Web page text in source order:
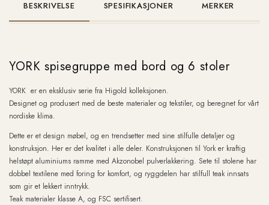
BESKRIVELSE SPESIFIKASJONER MERKER
YORK spisegruppe med bord og 6 stoler
YORK er en eksklusiv serie fra Higold kolleksjonen.
Designet og produsert med de beste materialer og tekstiler, og beregnet for vårt
nordiske klima.
Dette er et design møbel, og en trendsetter med sine stilfulle detaljer og
konstruksjon. Her er det kvalitet i alle deler. Konstruksjonen til York er kraftig
helstøpt aluminiums ramme med Akzonobel pulverlakkering. Sete til stolene har
dobbel textilene med foring for komfort, og ryggdelen har stilfull teak innsats
som gir et lekkert inntrykk.
Teak materialer klasse A, og FSC sertifisert.